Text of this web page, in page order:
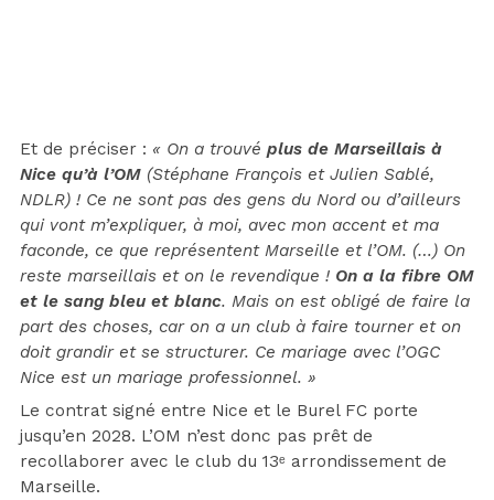
Et de préciser : « On a trouvé plus de Marseillais à
Nice qu’à l’OM (Stéphane François et Julien Sablé,
NDLR) ! Ce ne sont pas des gens du Nord ou d’ailleurs
qui vont m’expliquer, à moi, avec mon accent et ma
faconde, ce que représentent Marseille et l’OM. (…) On
reste marseillais et on le revendique ! On a la fibre OM
et le sang bleu et blanc. Mais on est obligé de faire la
part des choses, car on a un club à faire tourner et on
doit grandir et se structurer. Ce mariage avec l’OGC
Nice est un mariage professionnel. »
Le contrat signé entre Nice et le Burel FC porte
jusqu’en 2028. L’OM n’est donc pas prêt de
recollaborer avec le club du 13ᵉ arrondissement de
Marseille.